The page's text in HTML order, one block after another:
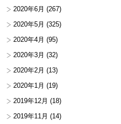
2020年6月 (267)
2020年5月 (325)
2020年4月 (95)
2020年3月 (32)
2020年2月 (13)
2020年1月 (19)
2019年12月 (18)
2019年11月 (14)